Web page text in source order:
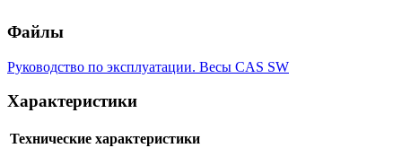
Файлы
Руководство по эксплуатации. Весы CAS SW
Характеристики
Технические характеристики